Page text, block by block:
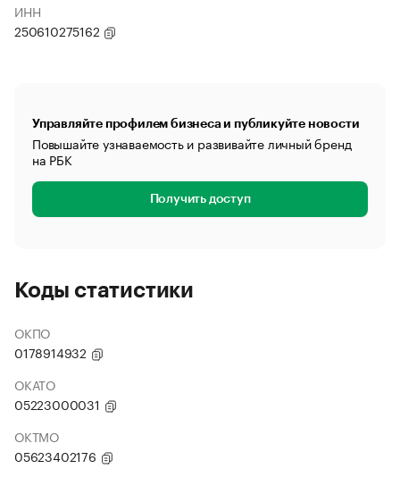
ИНН
250610275162
Управляйте профилем бизнеса и публикуйте новости
Повышайте узнаваемость и развивайте личный бренд
на РБК
Получить доступ
Коды статистики
ОКПО
0178914932
ОКАТО
05223000031
ОКТМО
05623402176